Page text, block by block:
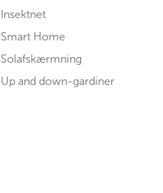
Insektnet
Smart Home
Solafskærmning
Up and down-gardiner